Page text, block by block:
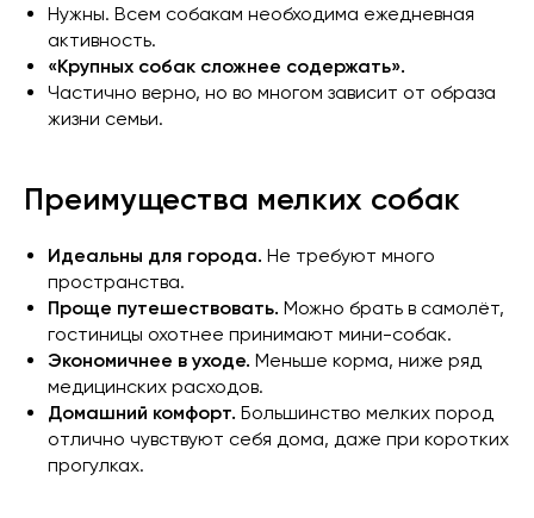
Нужны. Всем собакам необходима ежедневная
активность.
«Крупных собак сложнее содержать».
Частично верно, но во многом зависит от образа
жизни семьи.
Преимущества мелких собак
Идеальны для города. Не требуют много
пространства.
Проще путешествовать. Можно брать в самолёт,
гостиницы охотнее принимают мини-собак.
Экономичнее в уходе. Меньше корма, ниже ряд
медицинских расходов.
Домашний комфорт. Большинство мелких пород
отлично чувствуют себя дома, даже при коротких
прогулках.